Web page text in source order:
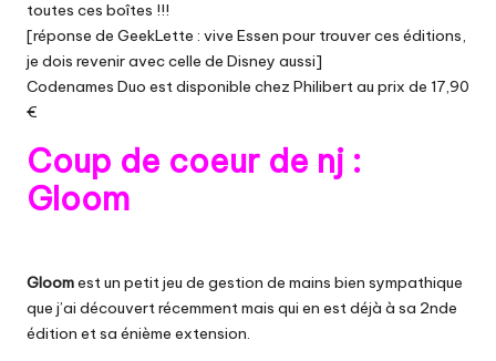
toutes ces boîtes !!!
[réponse de GeekLette : vive Essen pour trouver ces éditions,
je dois revenir avec celle de Disney aussi]
Codenames Duo est disponible chez Philibert au prix de 17,90
€
Coup de coeur de nj :
Gloom
Gloomest un petit jeu de gestion de mains bien sympathique
que j’ai découvert récemment mais qui en est déjà à sa 2nde
édition et sa énième extension.